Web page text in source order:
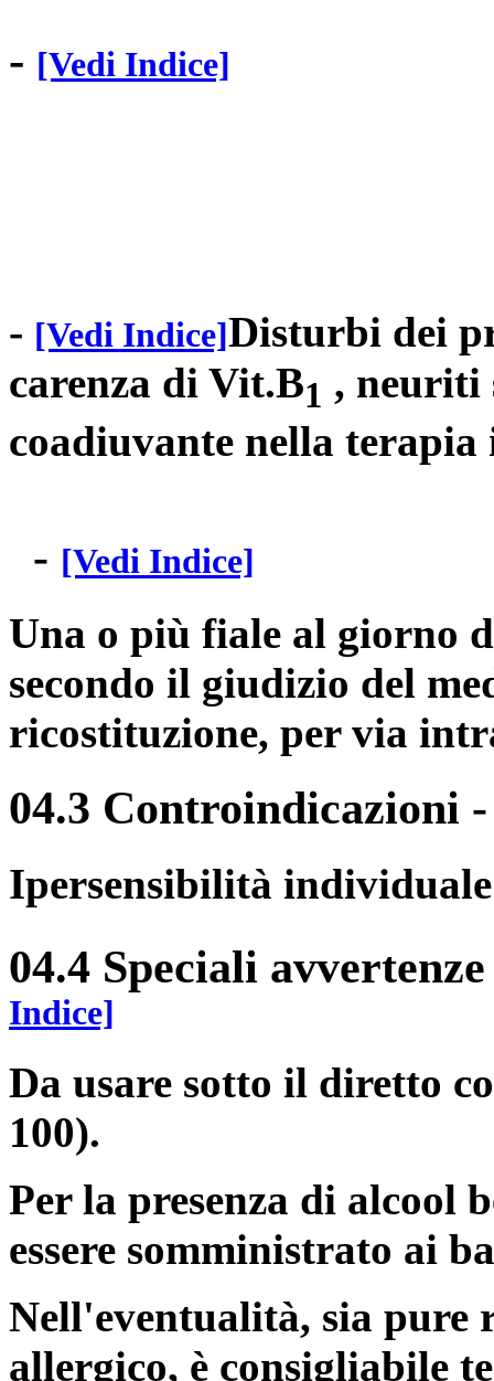
- [Vedi Indice]
- [Vedi Indice]Disturbi dei
carenza di Vit.B1 , neuriti
coadiuvante nella
- [Vedi Indice]
Una o più fiale al giorno
secondo il giudizio del
ricostituzione, per via
04.3 Controindicazioni
Ipersensibilità
04.4 Speciali
Indice]
Da usare sotto il diretto
100).
Per la presenza di alcool
essere somministrato ai
Nell'eventualità, sia
allergico, è consigliabile